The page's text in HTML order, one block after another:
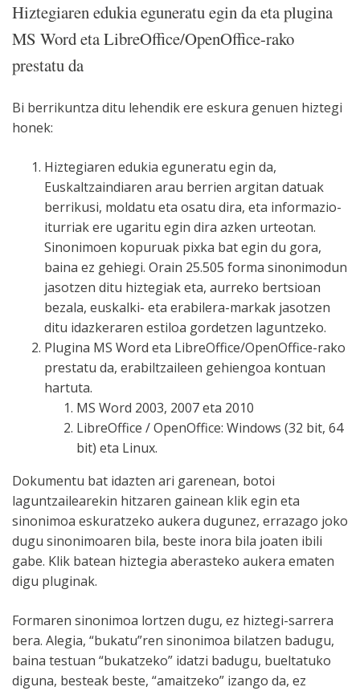
Hiztegiaren edukia eguneratu egin da eta plugina
MS Word eta LibreOffice/OpenOffice-rako
prestatu da
Bi berrikuntza ditu lehendik ere eskura genuen hiztegi
honek:
Hiztegiaren edukia eguneratu egin da,
Euskaltzaindiaren arau berrien argitan datuak
berrikusi, moldatu eta osatu dira, eta informazio-
iturriak ere ugaritu egin dira azken urteotan.
Sinonimoen kopuruak pixka bat egin du gora,
baina ez gehiegi. Orain 25.505 forma sinonimodun
jasotzen ditu hiztegiak eta, aurreko bertsioan
bezala, euskalki- eta erabilera-markak jasotzen
ditu idazkeraren estiloa gordetzen laguntzeko.
Plugina MS Word eta LibreOffice/OpenOffice-rako
prestatu da, erabiltzaileen gehiengoa kontuan
hartuta.
MS Word 2003, 2007 eta 2010
LibreOffice / OpenOffice: Windows (32 bit, 64
bit) eta Linux.
Dokumentu bat idazten ari garenean, botoi
laguntzailearekin hitzaren gainean klik egin eta
sinonimoa eskuratzeko aukera dugunez, errazago joko
dugu sinonimoaren bila, beste inora bila joaten ibili
gabe. Klik batean hiztegia aberasteko aukera ematen
digu pluginak.
Formaren sinonimoa lortzen dugu, ez hiztegi-sarrera
bera. Alegia, “bukatu”ren sinonimoa bilatzen badugu,
baina testuan “bukatzeko” idatzi badugu, bueltatuko
diguna, besteak beste, “amaitzeko” izango da, ez